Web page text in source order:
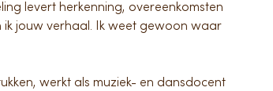
levert herkenning, overeenkomsten
ik jouw verhaal. Ik weet gewoon waar
werkt als muziek- en dansdocent